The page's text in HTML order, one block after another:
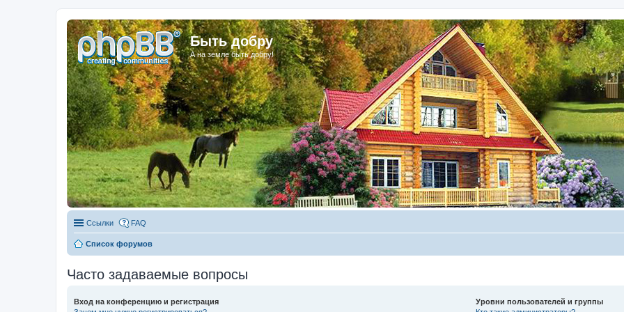
Быть добру
А на земле быть добру!
Ссылки FAQ
Список форумов
Часто задаваемые вопросы
Вход на конференцию и регистрация
Уровни пользователей и группы